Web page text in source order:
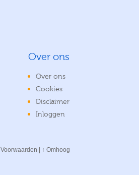
Over ons
Over ons
Cookies
Disclaimer
Inloggen
Voorwaarden ↑ Omhoog